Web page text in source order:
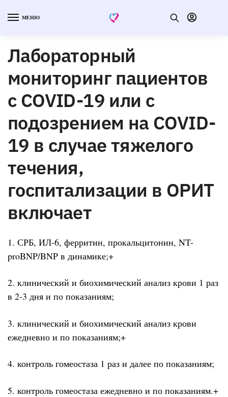
МЕНЮ
Лабораторный
мониторинг пациентов
с COVID-19 или с
подозрением на COVID-
19 в случае тяжелого
течения,
госпитализации в ОРИТ
включает
1. СРБ, ИЛ-6, ферритин, прокальцитонин, NT-
proBNP/BNP в динамике;+
2. клинический и биохимический анализ крови 1 раз
в 2-3 дня и по показаниям;
3. клинический и биохимический анализ крови
ежедневно и по показаниям;+
4. контроль гомеостаза 1 раз и далее по показаниям;
5. контроль гомеостаза ежедневно и по показаниям.+